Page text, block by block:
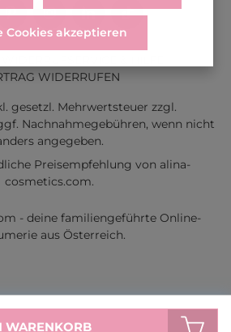
WARENKORB
WIDERRUFEN
gesetzl. Mehrwertsteuer zzgl.
Nachnahmegebühren, wenn nicht
angegeben.
Preisempfehlung von alina-
cosmetics.com.
- deine familiengeführte Online-
aus Österreich.
Cookies akzeptieren